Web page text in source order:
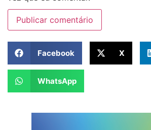
Facebook X
WhatsApp